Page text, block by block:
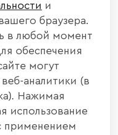
и
браузера.
в любой момент
обеспечения
могут
аналитики (в
Нажимая
использование
применением